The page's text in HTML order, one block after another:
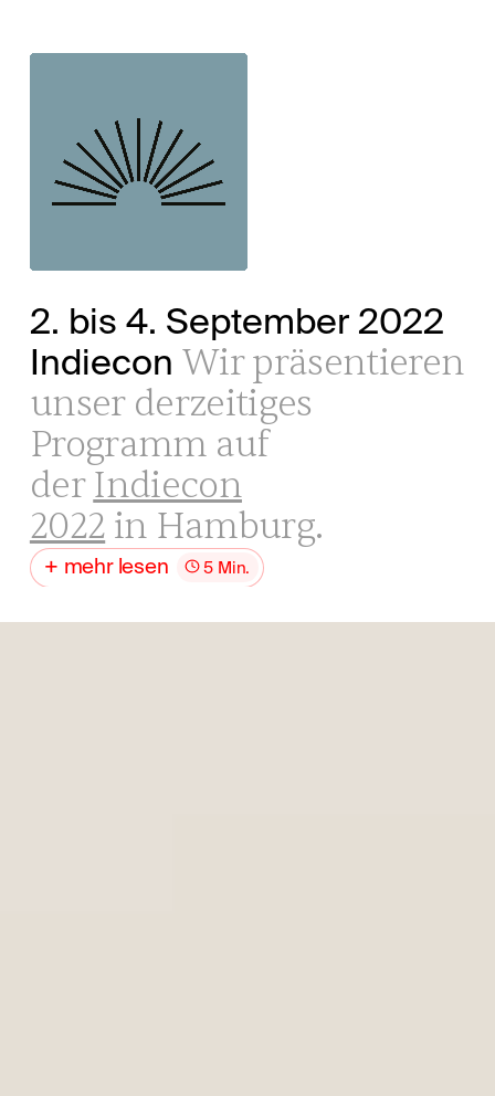
2. bis 4. September 2022
Indiecon Wir präsentieren
unser derzeitiges
Programm auf
derIndiecon
2022 in Hamburg.
mehr lesen 5 Min.